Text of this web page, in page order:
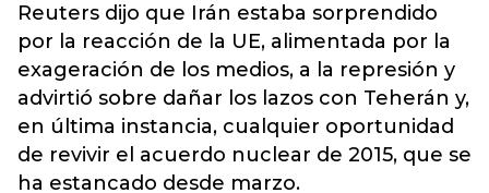
Reuters dijo que Irán estaba sorprendido
por la reacción de la UE, alimentada por la
exageración de los medios, a la represión y
advirtió sobre dañar los lazos con Teherán y,
en última instancia, cualquier oportunidad
de revivir el acuerdo nuclear de 2015, que se
ha estancado desde marzo.